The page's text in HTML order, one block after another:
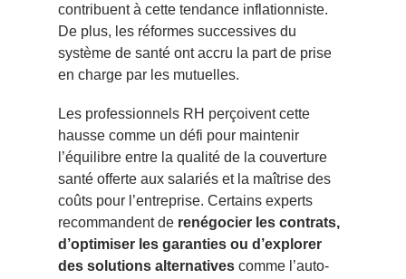
contribuent à cette tendance inflationniste.
De plus, les réformes successives du
système de santé ont accru la part de prise
en charge par les mutuelles.
Les professionnels RH perçoivent cette
hausse comme un défi pour maintenir
l’équilibre entre la qualité de la couverture
santé offerte aux salariés et la maîtrise des
coûts pour l’entreprise. Certains experts
recommandent de renégocier les contrats,
d’optimiser les garanties ou d’explorer
des solutions alternatives comme l’auto-